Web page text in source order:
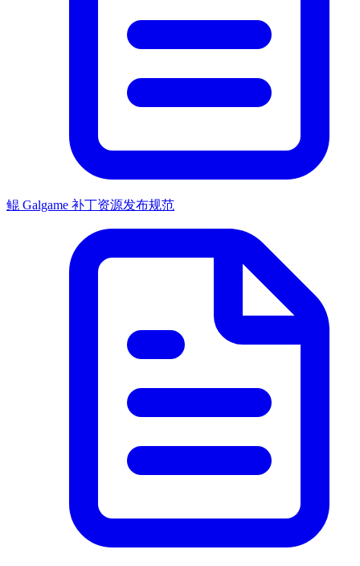
鲲 Galgame 补丁资源发布规范